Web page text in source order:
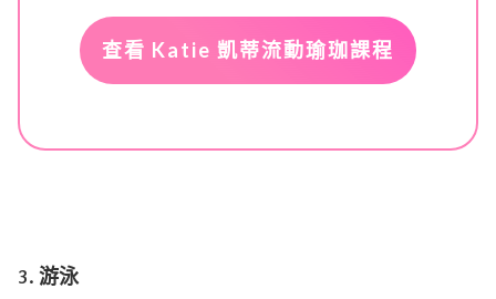
查看 Katie 凱蒂流動瑜珈課程
3. 游泳